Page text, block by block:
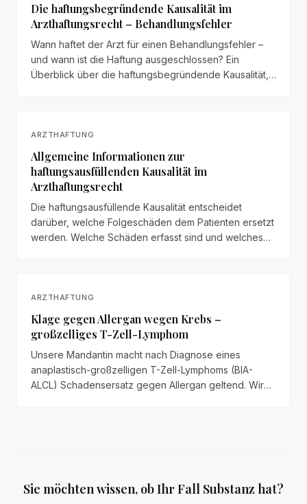
Die haftungsbegründende Kausalität im
Arzthaftungsrecht – Behandlungsfehler
Wann haftet der Arzt für einen Behandlungsfehler –
und wann ist die Haftung ausgeschlossen? Ein
Überblick über die haftungsbegründende Kausalität,
ARZTHAFTUNG
Allgemeine Informationen zur
haftungsausfüllenden Kausalität im
Arzthaftungsrecht
Die haftungsausfüllende Kausalität entscheidet
darüber, welche Folgeschäden dem Patienten ersetzt
werden. Welche Schäden erfasst sind und welches
ARZTHAFTUNG
Klage gegen Allergan wegen Krebs –
großzelliges T-Zell-Lymphom
Unsere Mandantin macht nach Diagnose eines
anaplastisch-großzelligen T-Zell-Lymphoms (BIA-
ALCL) Schadensersatz gegen Allergan geltend. Wir
Sie möchten wissen, ob Ihr Fall Substanz hat?